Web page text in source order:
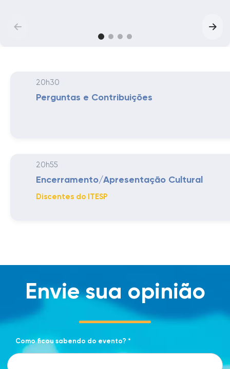
20h30
Perguntas e Contribuições
20h55
Encerramento/Apresentação Cultural
Discentes do ITESP
Envie sua opinião
Como ficou sabendo do evento? *